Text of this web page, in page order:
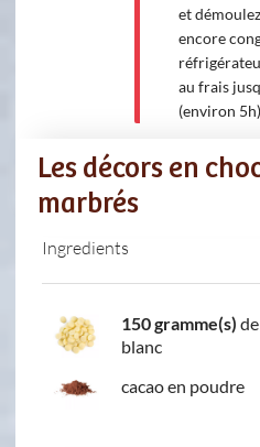
et
encore
au frais
(environ 5h)
Les décors en
marbrés
Ingredients
150 gramme(s)
blanc
cacao en poudre